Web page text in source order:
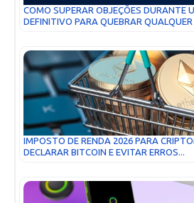
COMO SUPERAR OBJEÇÕES DURANTE
DEFINITIVO PARA QUEBRAR
IMPOSTO DE RENDA 2026 PARA
DECLARAR BITCOIN E EVITAR ERROS...